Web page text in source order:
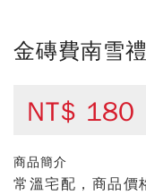
金磚費南雪
NT$ 180
商品簡介
常溫宅配，商品價